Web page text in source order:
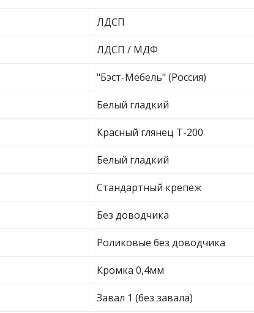
ЛДСП
ЛДСП / МДФ
"Бэст-Мебель" (Россия)
Белый гладкий
Красный глянец Т-200
Белый гладкий
Стандартный крепёж
Без доводчика
Роликовые без доводчика
Кромка 0,4мм
Завал 1 (без завала)